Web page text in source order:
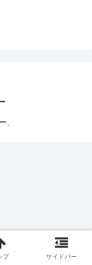
.
プ サイドバー